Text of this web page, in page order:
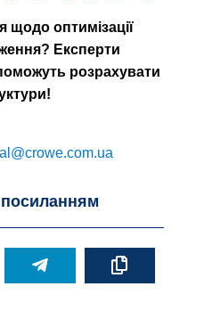
щодо оптимізації
Експерти
розрахувати
посиланням